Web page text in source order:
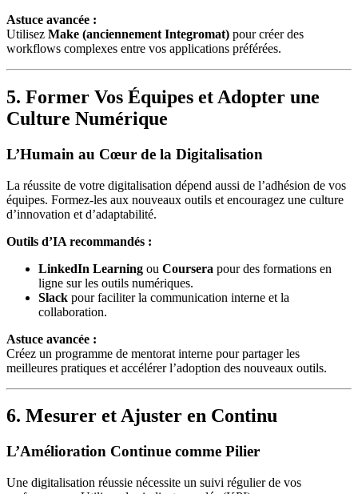
Astuce avancée :
Utilisez Make (anciennement Integromat) pour créer des
workflows complexes entre vos applications préférées.
5. Former Vos Équipes et Adopter une
Culture Numérique
L’Humain au Cœur de la Digitalisation
La réussite de votre digitalisation dépend aussi de l’adhésion de vos
équipes. Formez-les aux nouveaux outils et encouragez une culture
d’innovation et d’adaptabilité.
Outils d’IA recommandés :
LinkedIn Learning ou Coursera pour des formations en
ligne sur les outils numériques.
Slack pour faciliter la communication interne et la
collaboration.
Astuce avancée :
Créez un programme de mentorat interne pour partager les
meilleures pratiques et accélérer l’adoption des nouveaux outils.
6. Mesurer et Ajuster en Continu
L’Amélioration Continue comme Pilier
Une digitalisation réussie nécessite un suivi régulier de vos